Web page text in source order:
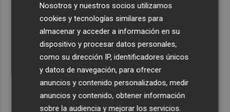
de agosto con Summer Nights
La justicia cita como investigado al CEO de Vodafone
España tras admitir otra querella del fundador de
Finetwork
Nosotros y nuestros socios utilizamos
cookies y tecnologías similares para
almacenar y acceder a información en su
dispositivo y procesar datos personales,
como su dirección IP, identificadores únicos
y datos de navegación, para ofrecer
anuncios y contenido personalizados, medir
anuncios y contenido, obtener información
sobre la audiencia y mejorar los servicios.